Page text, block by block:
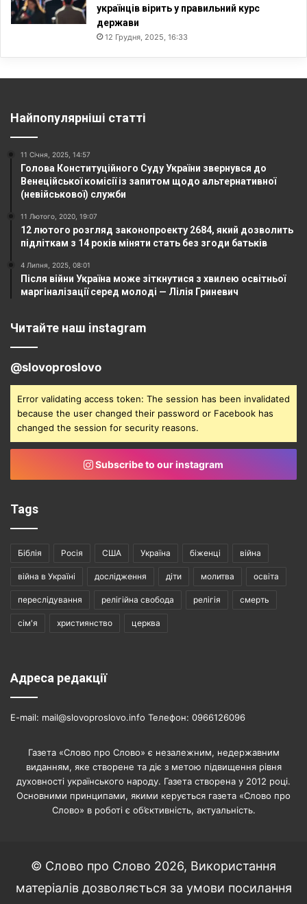
українців вірить у правильний курс
держави
12 Грудня, 2025, 16:33
Найпопулярніші статті
11 Січня, 2025, 14:57
Голова Конституційного Суду України звернувся до
Венеційської комісії із запитом щодо альтернативної
(невійськової) служби
11 Лютого, 2020, 19:07
12 лютого розгляд законопроекту 2684, який дозволить
підліткам з 14 років міняти стать без згоди батьків
4 Липня, 2025, 08:01
Після війни Україна може зіткнутися з хвилею освітньої
маргіналізації серед молоді — Лілія Гриневич
Читайте наш instagram
@slovoproslovo
Error validating access token: The session has been invalidated
because the user changed their password or Facebook has
changed the session for security reasons.
Subscribe to our instagram
Tags
Біблія Росія США Україна біженці війна
війна в Україні дослідження діти молитва освіта
переслідування релігійна свобода релігія смерть
сім'я християнство церква
Адреса редакції
E-mail: mail@slovoproslovo.info Телефон: 0966126096
Газета «Слово про Слово» є незалежним, недержавним
виданням, яке створене та діє з метою підвищення рівня
духовності українського народу. Газета створена у 2012 році.
Основними принципами, якими керується газета «Слово про
Слово» в роботі є об’єктивність, актуальність.
© Слово про Слово 2026, Використання
матеріалів дозволяється за умови посилання